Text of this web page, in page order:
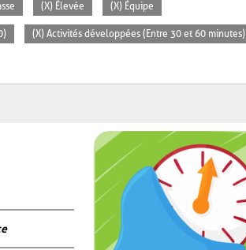
(X) Élevée (X) Équipe
(X) Activités développées (Entre 30 et 60 minutes)